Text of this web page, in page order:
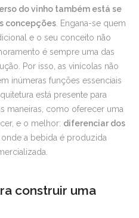
do vinho também está se
concepções . Engana-se quem
e o seu conceito não
é sempre uma das
Por isso, as vinícolas não
inúmeras funções essenciais
está presente para
maneiras, como oferecer uma
e o melhor: diferenciar dos
onde a bebida é produzida
construir uma